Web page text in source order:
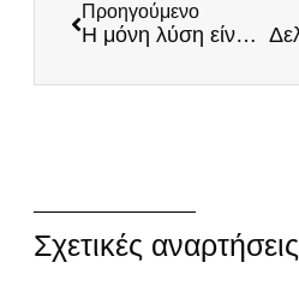
Προηγούμενο
Η μόνη λύση είναι πλέον οι ΕΛΛΗΝΕΣ!
Σχετικές αναρτήσεις